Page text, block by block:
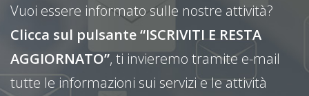
Vuoi essere informato sulle nostre attività?
Clicca sul pulsante “ISCRIVITI E RESTA
AGGIORNATO”, ti invieremo tramite e-mail
tutte le informazioni sui servizi e le attività